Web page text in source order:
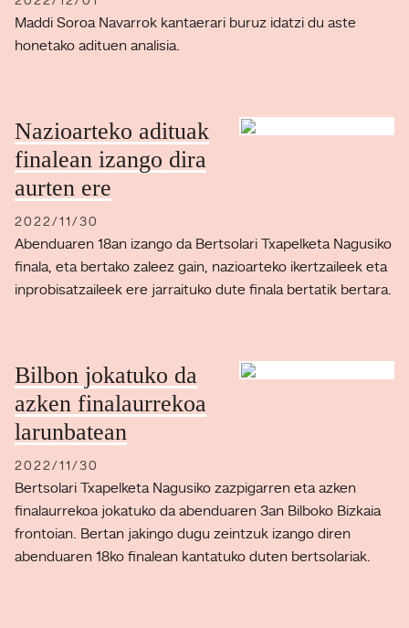
Maddi Soroa Navarrok kantaerari buruz idatzi du aste
honetako adituen analisia.
Nazioarteko adituak
finalean izango dira
aurten ere
2022/11/30
Abenduaren 18an izango da Bertsolari Txapelketa Nagusiko
finala, eta bertako zaleez gain, nazioarteko ikertzaileek eta
inprobisatzaileek ere jarraituko dute finala bertatik bertara.
Bilbon jokatuko da
azken finalaurrekoa
larunbatean
2022/11/30
Bertsolari Txapelketa Nagusiko zazpigarren eta azken
finalaurrekoa jokatuko da abenduaren 3an Bilboko Bizkaia
frontoian. Bertan jakingo dugu zeintzuk izango diren
abenduaren 18ko finalean kantatuko duten bertsolariak.